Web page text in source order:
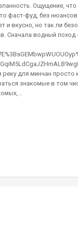
Ощущение,
фаст-фуд, без
вкусно, но так ли
Сначала водный
для минчан просто
знакомые в том